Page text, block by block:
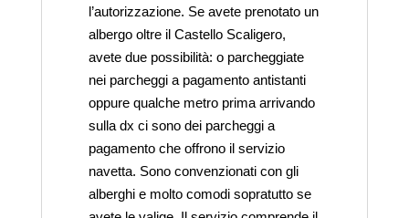
l’autorizzazione. Se avete prenotato un
albergo oltre il Castello Scaligero,
avete due possibilità: o parcheggiate
nei parcheggi a pagamento antistanti
oppure qualche metro prima arrivando
sulla dx ci sono dei parcheggi a
pagamento che offrono il servizio
navetta. Sono convenzionati con gli
alberghi e molto comodi sopratutto se